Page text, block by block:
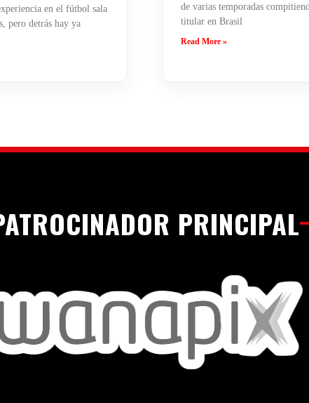
en el fútbol sala
pero detrás hay ya
de varias temporadas
titular en Brasil
Read More »
PRINCIPAL